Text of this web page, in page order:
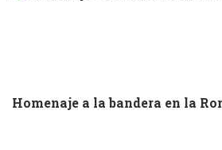
Homenaje a la bandera en la